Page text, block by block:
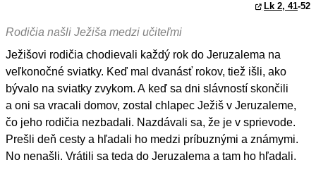
Lk 2, 41-52
Rodičia našli Ježiša medzi učiteľmi
Ježišovi rodičia chodievali každý rok do Jeruzalema na
veľkonočné sviatky. Keď mal dvanásť rokov, tiež išli, ako
bývalo na sviatky zvykom. A keď sa dni slávností skončili
a oni sa vracali domov, zostal chlapec Ježiš v Jeruzaleme,
čo jeho rodičia nezbadali. Nazdávali sa, že je v sprievode.
Prešli deň cesty a hľadali ho medzi príbuznými a známymi.
No nenašli. Vrátili sa teda do Jeruzalema a tam ho hľadali.